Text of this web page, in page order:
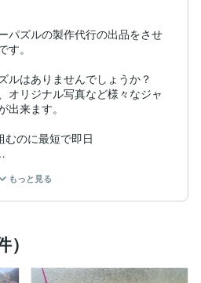
パズルの製作代行の出品をさせ
。
ルはありませんでしょうか？
オリジナル写真など様々なジャ
出来ます。
のに最短で即日
等の、キャラクター系のパズ
！
もっと見る